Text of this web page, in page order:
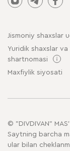
Jismoniy shaxslar
Yuridik shaxslar
shartnomasi
Maxfiylik siyosati
© "DIVDIVAN"
Saytning barcha
ular bilan